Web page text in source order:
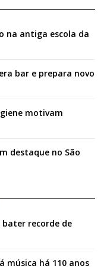
na antiga escola da
bar e prepara novo
motivam
destaque no São
bater recorde de
música há 110 anos